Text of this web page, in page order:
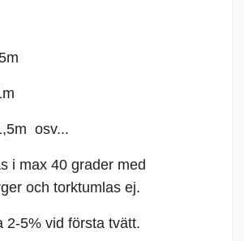
osv...
i max 40 grader med
och torktumlas ej.
2-5% vid första tvätt.